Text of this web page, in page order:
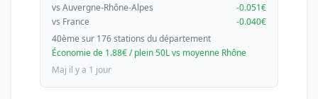
vs Auvergne-Rhône-Alpes
-0.051€
vs France
-0.040€
40ème sur 176 stations du département
Économie de 1.88€ / plein 50L vs moyenne Rhône
Maj il y a 1 jour